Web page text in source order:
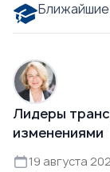
Лидеры
изменениями
19 августа